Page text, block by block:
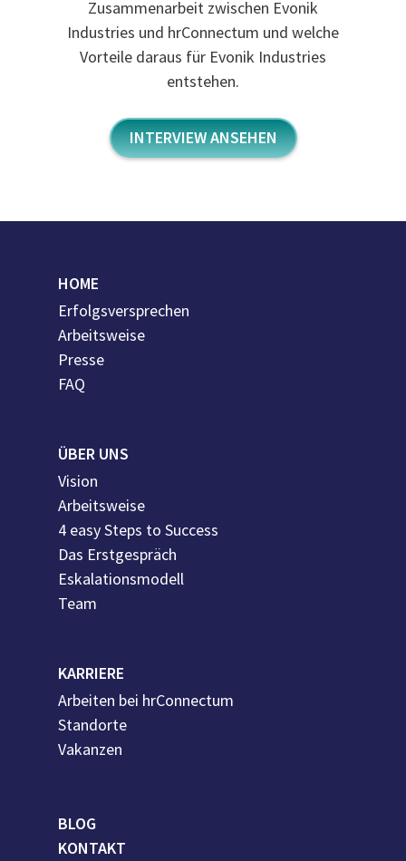
Zusammenarbeit zwischen Evonik
Industries und hrConnectum und welche
Vorteile daraus für Evonik Industries
entstehen.
INTERVIEW ANSEHEN
HOME
Erfolgsversprechen
Arbeitsweise
Presse
FAQ
ÜBER UNS
Vision
Arbeitsweise
4 easy Steps to Success
Das Erstgespräch
Eskalationsmodell
Team
KARRIERE
Arbeiten bei hrConnectum
Standorte
Vakanzen
BLOG
KONTAKT